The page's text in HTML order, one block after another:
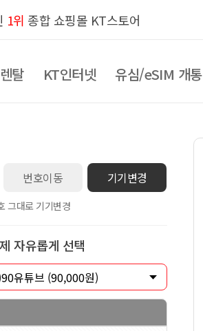
1위 종합 쇼핑몰 KT스토어
탈 KT인터넷 유심/eSIM 개통
번호이동 기기변경
그대로 기기변경
자유롭게 선택